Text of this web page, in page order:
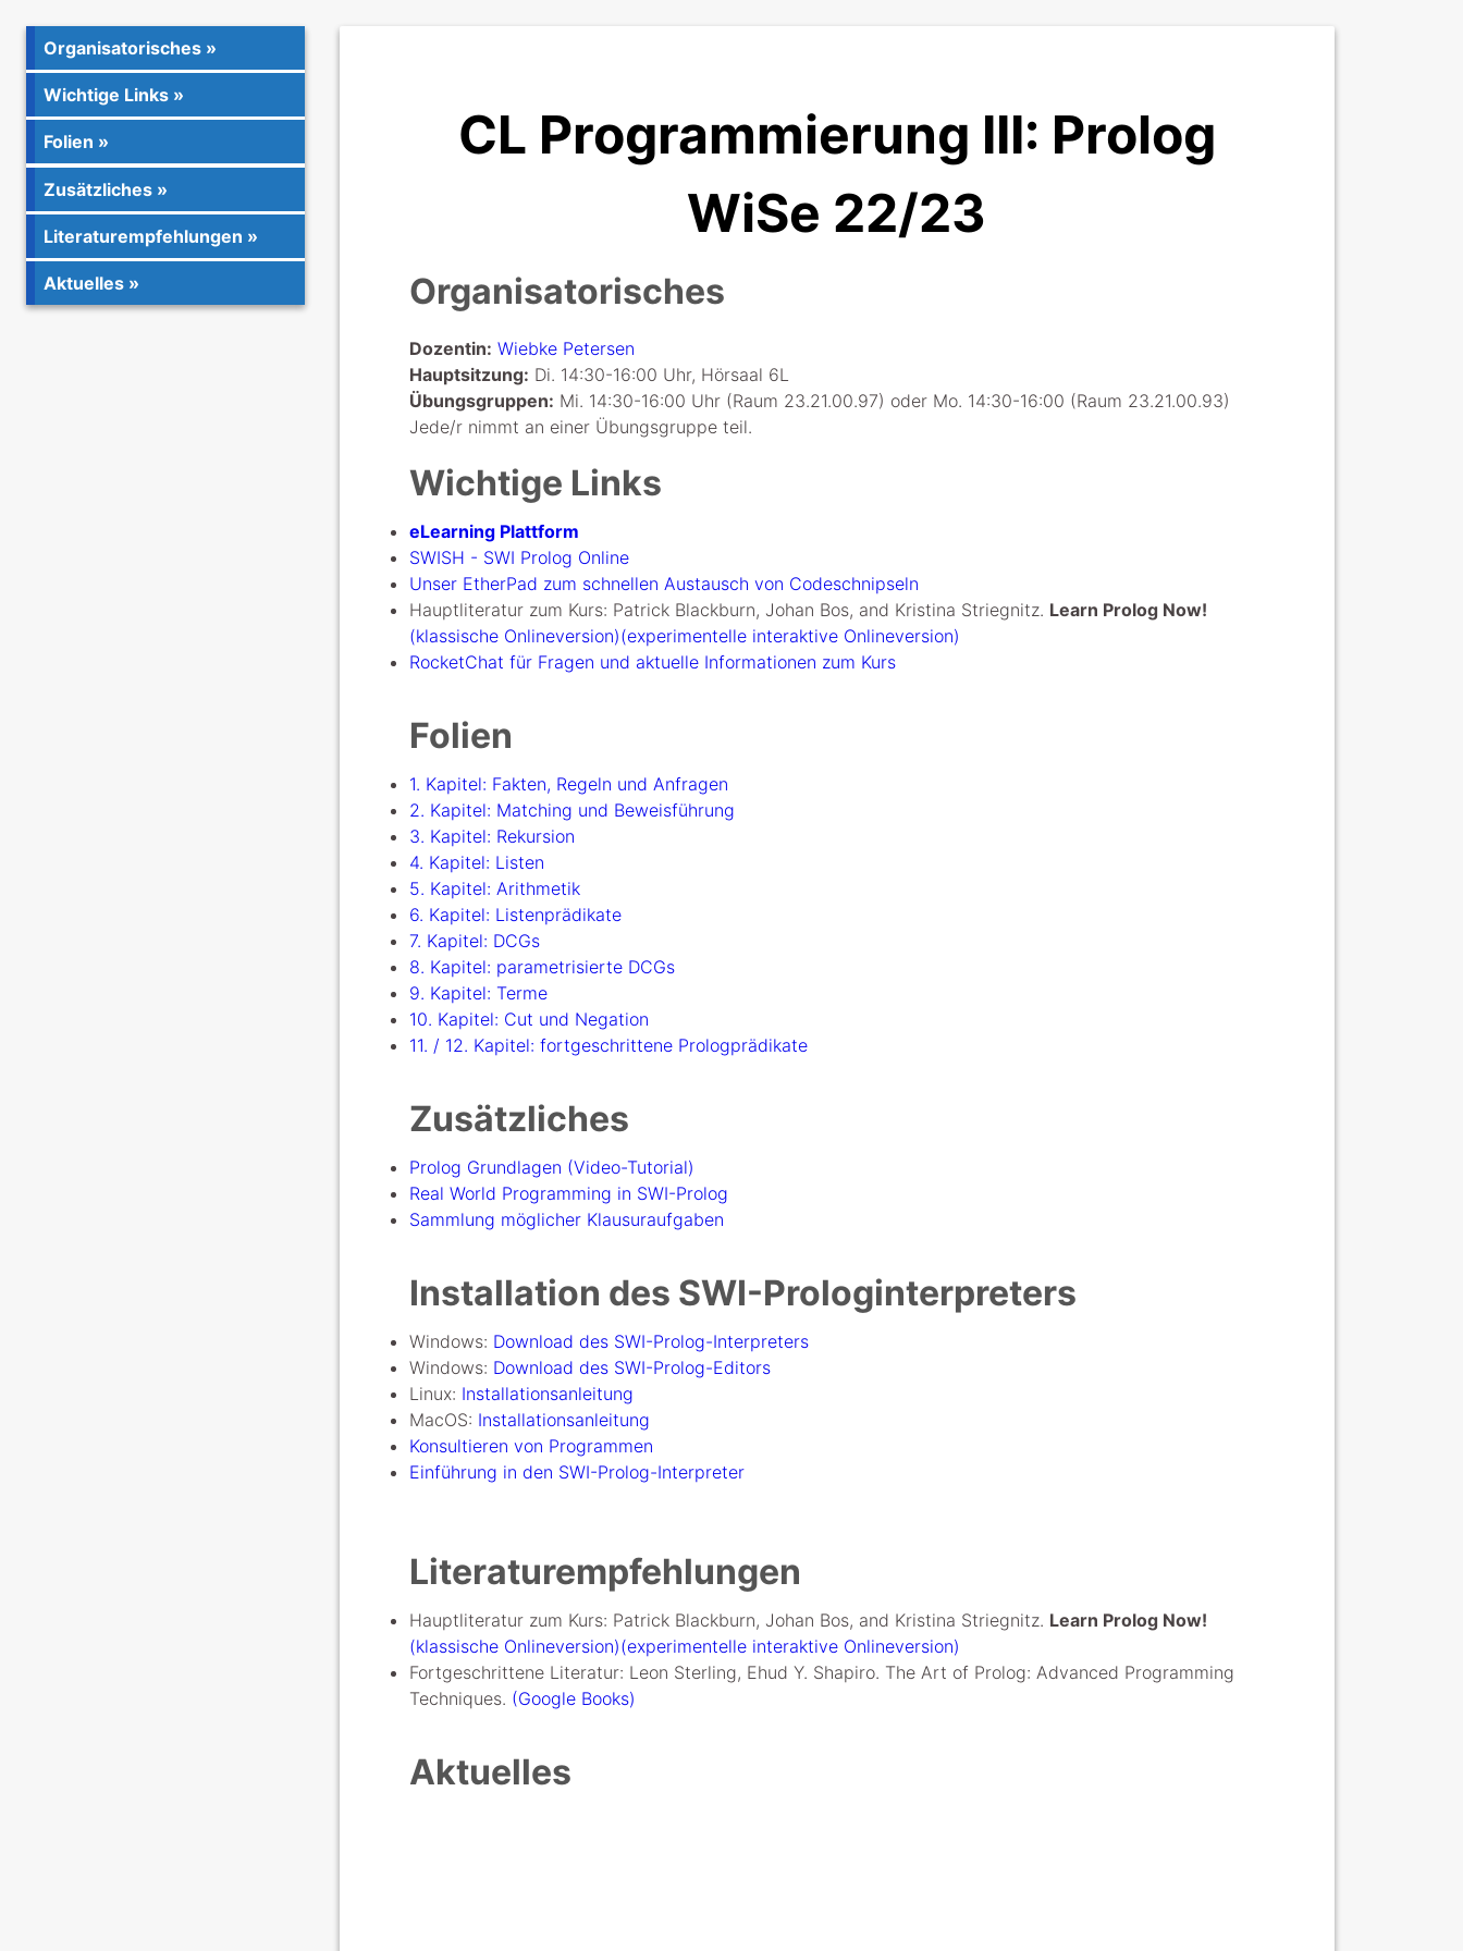
Organisatorisches
Wichtige Links
Folien
Zusätzliches
Literaturempfehlungen
Aktuelles
CL Programmierung III: Prolog
WiSe 22/23
Organisatorisches
Dozentin: Wiebke Petersen
Hauptsitzung: Di. 14:30-16:00 Uhr, Hörsaal 6L
Übungsgruppen: Mi. 14:30-16:00 Uhr (Raum 23.21.00.97) oder Mo. 14:30-16:00 (Raum 23.21.00.93)
Jede/r nimmt an einer Übungsgruppe teil.
Wichtige Links
eLearning Plattform
SWISH - SWI Prolog Online
Unser EtherPad zum schnellen Austausch von Codeschnipseln
Hauptliteratur zum Kurs: Patrick Blackburn, Johan Bos, and Kristina Striegnitz. Learn Prolog Now!
(klassische Onlineversion)(experimentelle interaktive Onlineversion)
RocketChat für Fragen und aktuelle Informationen zum Kurs
Folien
1. Kapitel: Fakten, Regeln und Anfragen
2. Kapitel: Matching und Beweisführung
3. Kapitel: Rekursion
4. Kapitel: Listen
5. Kapitel: Arithmetik
6. Kapitel: Listenprädikate
7. Kapitel: DCGs
8. Kapitel: parametrisierte DCGs
9. Kapitel: Terme
10. Kapitel: Cut und Negation
11. / 12. Kapitel: fortgeschrittene Prologprädikate
Zusätzliches
Prolog Grundlagen (Video-Tutorial)
Real World Programming in SWI-Prolog
Sammlung möglicher Klausuraufgaben
Installation des SWI-Prologinterpreters
Windows: Download des SWI-Prolog-Interpreters
Windows: Download des SWI-Prolog-Editors
Linux: Installationsanleitung
MacOS: Installationsanleitung
Konsultieren von Programmen
Einführung in den SWI-Prolog-Interpreter
Literaturempfehlungen
Hauptliteratur zum Kurs: Patrick Blackburn, Johan Bos, and Kristina Striegnitz. Learn Prolog Now!
(klassische Onlineversion)(experimentelle interaktive Onlineversion)
Fortgeschrittene Literatur: Leon Sterling, Ehud Y. Shapiro. The Art of Prolog: Advanced Programming
Techniques. (Google Books)
Aktuelles